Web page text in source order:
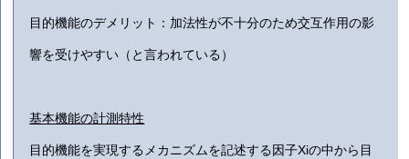
目的機能のデメリット：加法性が不十分のため交互作用の影
響を受けやすい（と言われている）
基本機能の計測特性
目的機能を実現するメカニズムを記述する因子Xiの中から目